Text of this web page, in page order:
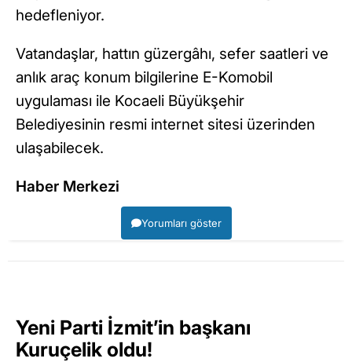
hedefleniyor.
Vatandaşlar, hattın güzergâhı, sefer saatleri ve
anlık araç konum bilgilerine E-Komobil
uygulaması ile Kocaeli Büyükşehir
Belediyesinin resmi internet sitesi üzerinden
ulaşabilecek.
Haber Merkezi
Yorumları göster
Yeni Parti İzmit’in başkanı
Kuruçelik oldu!